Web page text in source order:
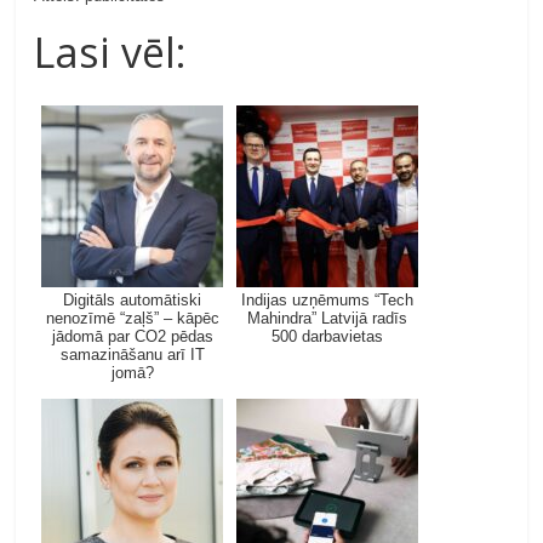
Lasi vēl:
Digitāls automātiski
nenozīmē “zaļš” – kāpēc
jādomā par CO2 pēdas
samazināšanu arī IT
jomā?
Indijas uzņēmums “Tech
Mahindra” Latvijā radīs
500 darbavietas